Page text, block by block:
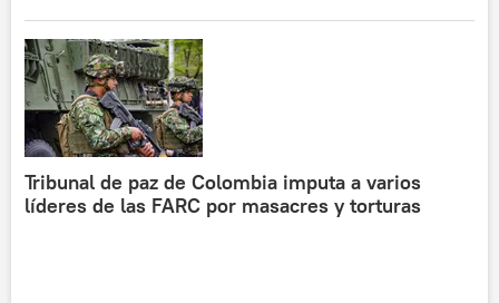
Tribunal de paz de Colombia imputa a varios
líderes de las FARC por masacres y torturas